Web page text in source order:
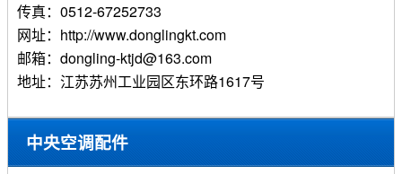
传真：0512-67252733
网址：http://www.donglingkt.com
邮箱：dongling-ktjd@163.com
地址：江苏苏州工业园区东环路1617号
中央空调配件